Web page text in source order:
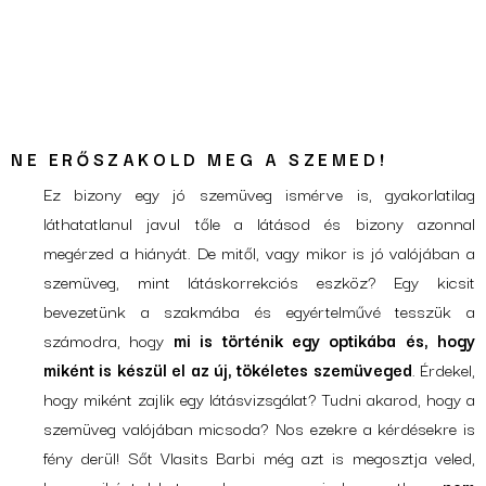
NE ERŐSZAKOLD MEG A SZEMED!
Ez bizony egy jó szemüveg ismérve is, gyakorlatilag
láthatatlanul javul tőle a látásod és bizony azonnal
megérzed a hiányát. De mitől, vagy mikor is jó valójában a
szemüveg, mint látáskorrekciós eszköz? Egy kicsit
bevezetünk a szakmába és egyértelművé tesszük a
számodra, hogy mi is történik egy optikába és, hogy
miként is készül el az új, tökéletes szemüveged. Érdekel,
hogy miként zajlik egy látásvizsgálat? Tudni akarod, hogy a
szemüveg valójában micsoda? Nos ezekre a kérdésekre is
fény derül! Sőt Vlasits Barbi még azt is megosztja veled,